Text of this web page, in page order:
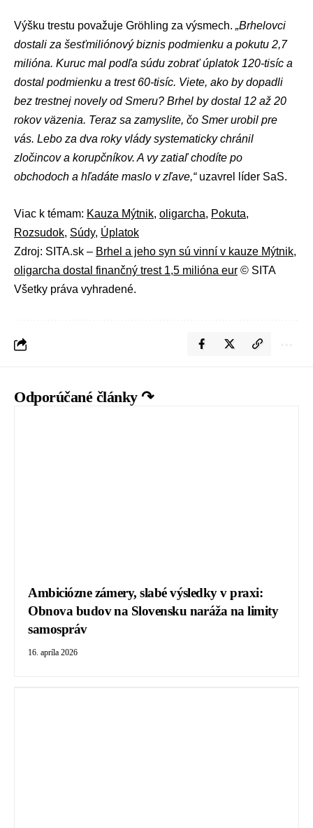
Výšku trestu považuje Gröhling za výsmech. „Brhelovci
dostali za šesťmiliónový biznis podmienku a pokutu 2,7
milióna. Kuruc mal podľa súdu zobrať úplatok 120-tisíc a
dostal podmienku a trest 60-tisíc. Viete, ako by dopadli
bez trestnej novely od Smeru? Brhel by dostal 12 až 20
rokov väzenia. Teraz sa zamyslite, čo Smer urobil pre
vás. Lebo za dva roky vlády systematicky chránil
zločincov a korupčníkov. A vy zatiaľ chodíte po
obchodoch a hľadáte maslo v zľave,“uzavrel líder SaS.
Viac k témam: Kauza Mýtnik, oligarcha, Pokuta,
Rozsudok, Súdy, Úplatok
Zdroj: SITA.sk – Brhel a jeho syn sú vinní v kauze Mýtnik,
oligarcha dostal finančný trest 1,5 milióna eur © SITA
Všetky práva vyhradené.
Odporúčané články ↷
Ambiciózne zámery, slabé výsledky v praxi:
Obnova budov na Slovensku naráža na limity
samospráv
16. apríla 2026